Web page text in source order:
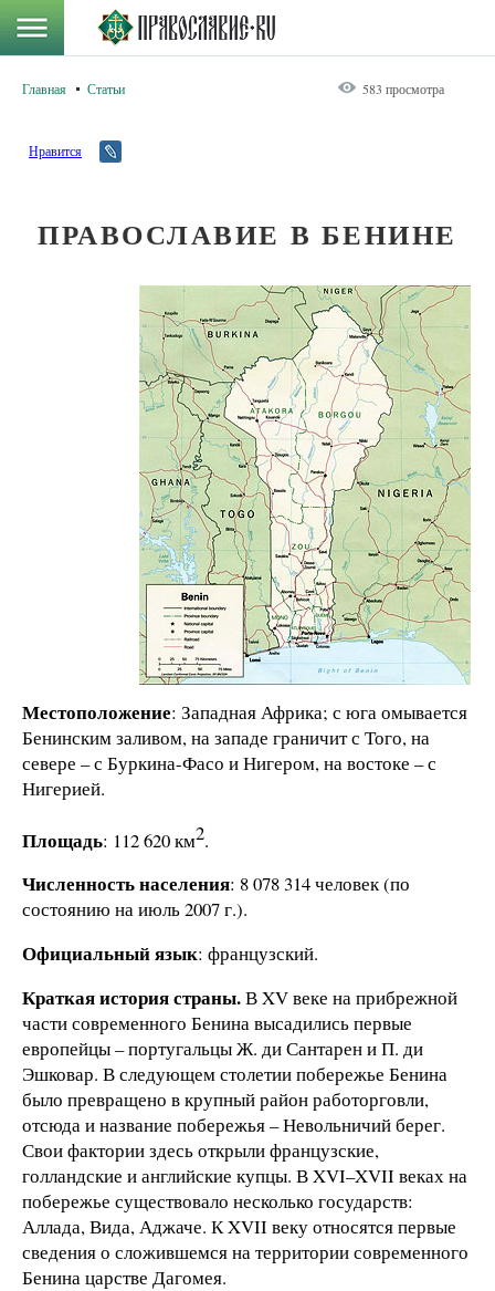
Главная Статьи 583 просмотра
Нравится
ПРАВОСЛАВИЕ В БЕНИНЕ
Местоположение: Западная Африка; с юга омывается
Бенинским заливом, на западе граничит с Того, на
севере – с Буркина-Фасо и Нигером, на востоке – с
Нигерией.
Площадь: 112 620 км2.
Численность населения: 8 078 314 человек (по
состоянию на июль 2007 г.).
Официальный язык: французский.
Краткая история страны.В XV веке на прибрежной
части современного Бенина высадились первые
европейцы – португальцы Ж. ди Сантарен и П. ди
Эшковар. В следующем столетии побережье Бенина
было превращено в крупный район работорговли,
отсюда и название побережья – Невольничий берег.
Свои фактории здесь открыли французские,
голландские и английские купцы. В XVI–XVII веках на
побережье существовало несколько государств:
Аллада, Вида, Аджаче. К XVII веку относятся первые
сведения о сложившемся на территории современного
Бенина царстве Дагомея.